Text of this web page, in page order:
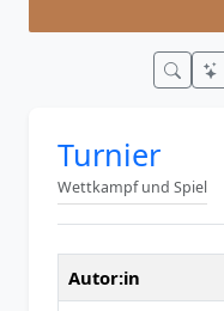
Turnier
Wettkampf und Spiel
Autor:in